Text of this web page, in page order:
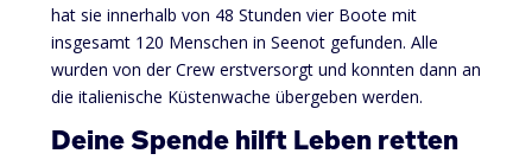
hat sie innerhalb von 48 Stunden vier Boote mit
insgesamt 120 Menschen in Seenot gefunden. Alle
wurden von der Crew erstversorgt und konnten dann an
die italienische Küstenwache übergeben werden.
Deine Spende hilft Leben retten